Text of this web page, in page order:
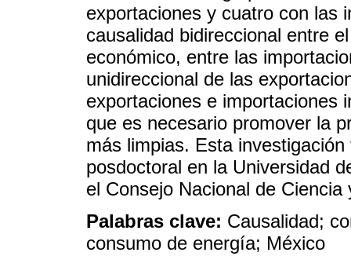
exportaciones y cuatro con las
causalidad bidireccional entre
económico, entre las
unidireccional de las
exportaciones e importaciones
que es necesario promover la
más limpias. Esta
posdoctoral en la Universidad
el Consejo Nacional de
Palabras clave: Causalidad;
consumo de energía; México